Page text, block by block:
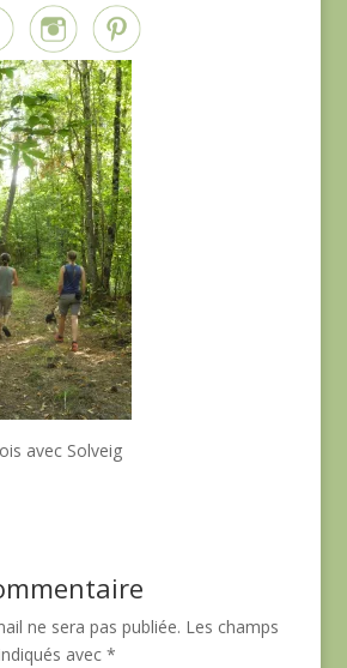
avec Solveig
ne sera pas publiée. Les champs
avec *